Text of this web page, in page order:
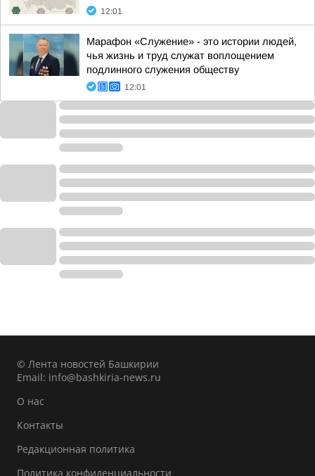
12:01
Марафон «Служение» - это истории людей,
чья жизнь и труд служат воплощением
подлинного служения обществу
12:01
© Лента новостей Башкирии
Email: info@bashkiria-news.ru
О нас
Контакты
Редакционная политика
Политика конфиденциальности